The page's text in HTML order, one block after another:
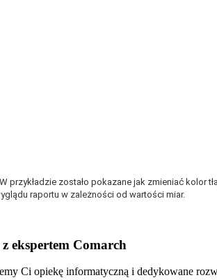
zostało pokazane jak zmieniać kolor
raportu w zależności od wartości miar.
ekspertem Comarch
Ci opiekę informatyczną i dedykowane